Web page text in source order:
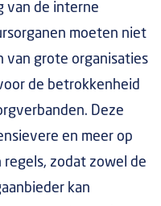
van de interne
moeten niet
van grote organisaties
de betrokkenheid
Deze
en meer op
zodat zowel de
kan